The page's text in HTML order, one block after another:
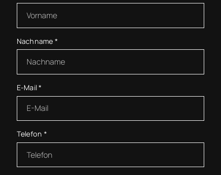
Nachname *
E-Mail*
Telefon *